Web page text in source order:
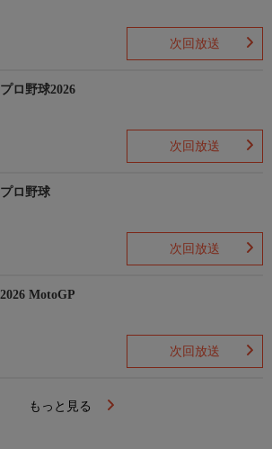
次回放送
プロ野球2026
次回放送
プロ野球
次回放送
2026 MotoGP
次回放送
もっと見る